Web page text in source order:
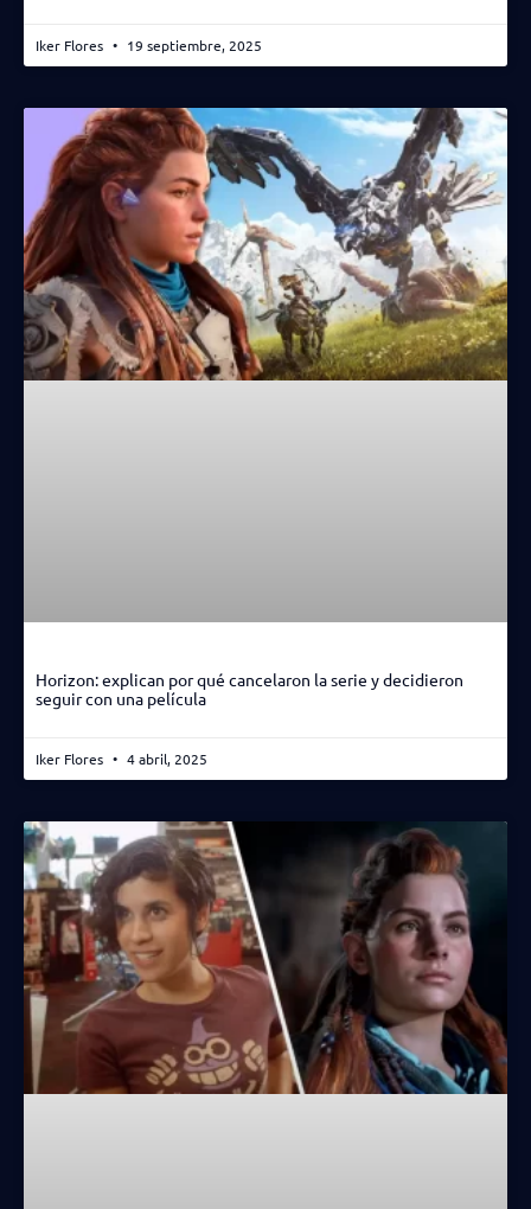
Iker Flores 19 septiembre, 2025
Horizon: explican por qué cancelaron la serie y decidieron
seguir con una película
Iker Flores 4 abril, 2025